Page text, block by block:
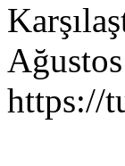
https://